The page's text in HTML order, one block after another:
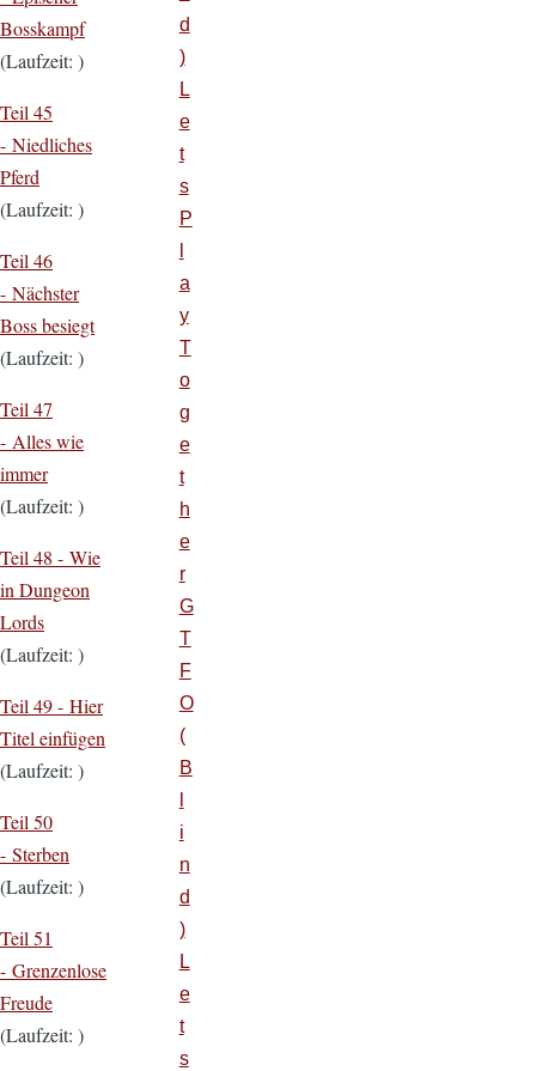
Bosskampf
(Laufzeit: )
Teil 45
- Niedliches
Pferd
(Laufzeit: )
Teil 46
- Nächster
Boss besiegt
(Laufzeit: )
Teil 47
- Alles wie
immer
(Laufzeit: )
Teil 48 - Wie
in Dungeon
Lords
(Laufzeit: )
Teil 49 - Hier
Titel einfügen
(Laufzeit: )
Teil 50
- Sterben
(Laufzeit: )
Teil 51
- Grenzenlose
Freude
(Laufzeit: )
d
)
L
e
t
s
P
a
y
T
o
g
e
t
h
e
r
G
T
F
O
(
B
i
n
d
)
L
e
t
s